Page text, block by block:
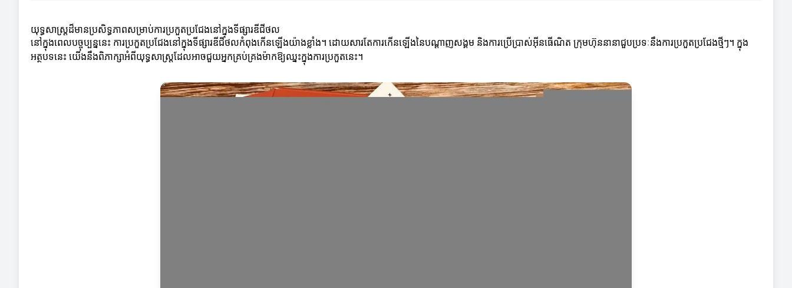
យុទ្ធសាស្ត្រដ៏មានប្រសិទ្ធភាពសម្រាប់ការប្រកួតប្រជែងនៅក្នុងទីផ្សារឌីជីថល
នៅក្នុងពេលបច្ចុប្បន្ននេះ ការប្រកួតប្រជែងនៅក្នុងទីផ្សារឌីជីថលកំពុងកើនឡើងយ៉ាងខ្លាំង។ ដោយសារតែការកើនឡើងនៃបណ្តាញសង្គម និងការប្រើប្រាស់អ៊ីនធើណិត ក្រុមហ៊ុននានាជួបប្រទៈនឹងការប្រកួតប្រជែងថ្មីៗ។ ក្នុង
អត្ថបទនេះ យើងនឹងពិភាក្សាអំពីយុទ្ធសាស្ត្រដែលអាចជួយអ្នកគ្រប់គ្រងម៉ាកឱ្យឈ្នះក្នុងការប្រកួតនេះ។